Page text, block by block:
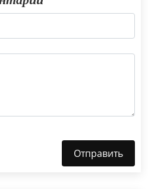
Отправить